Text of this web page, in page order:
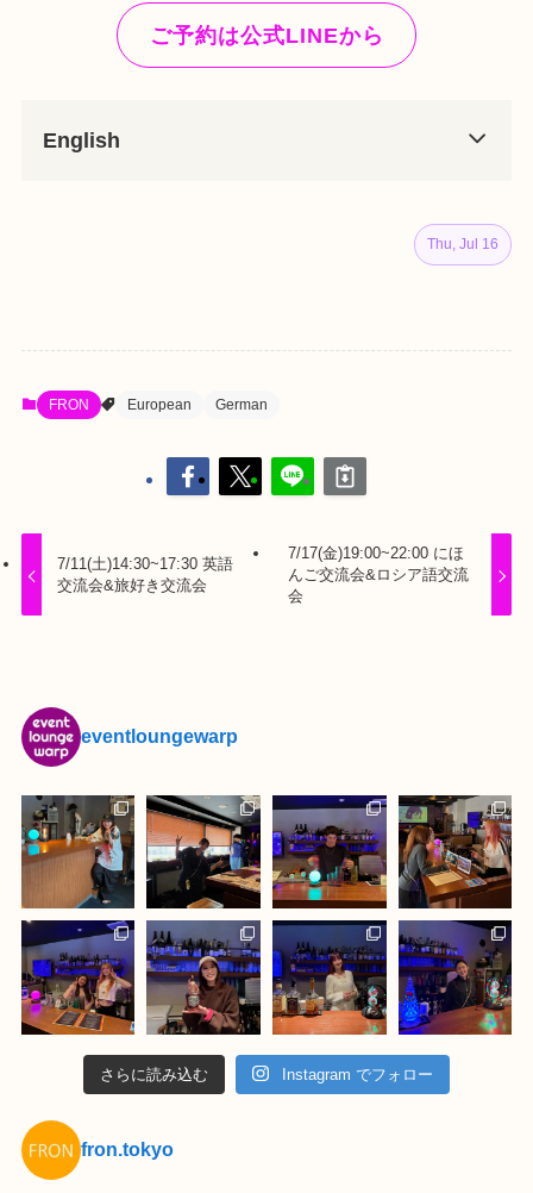
ご予約は公式LINEから
English
Thu, Jul 16
FRON European German
7/11(土)14:30~17:30 英語
交流会&旅好き交流会
7/17(金)19:00~22:00 にほ
んご交流会&ロシア語交流
会
eventloungewarp
さらに読み込む Instagram でフォロー
fron.tokyo